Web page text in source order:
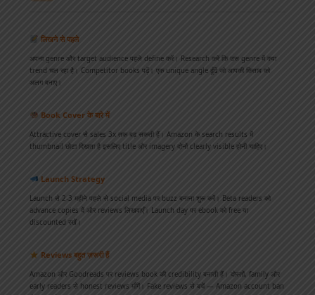
लिखने से पहले
अपना genre और target audience पहले define करें। Research करें कि उस genre में क्या
trend चल रहा है। Competitor books पढ़ें। एक unique angle ढूँढें जो आपकी किताब को
अलग बनाए।
Book Cover के बारे में
Attractive cover से sales 3x तक बढ़ सकती हैं। Amazon के search results में
thumbnail छोटा दिखता है इसलिए title और imagery दोनों clearly visible होनी चाहिए।
Launch Strategy
Launch से 2-3 महीने पहले से social media पर buzz बनाना शुरू करें। Beta readers को
advance copies दें और reviews लिखवाएँ। Launch day पर ebook को free या
discounted रखें।
Reviews बहुत ज़रूरी हैं
Amazon और Goodreads पर reviews book की credibility बनाती हैं। दोस्तों, family और
early readers से honest reviews माँगें। Fake reviews से बचें — Amazon account ban